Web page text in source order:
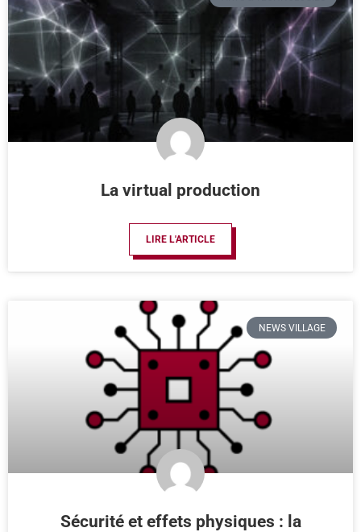
La virtual production
LIRE L'ARTICLE
NEWS VILLAGE
Sécurité et effets physiques : la